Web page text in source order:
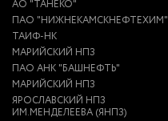
АО "ТАНЕКО"
ПАО "НИЖНЕКАМСКНЕФТЕХИМ"
ТАИФ-НК
МАРИЙСКИЙ НПЗ
ПАО АНК "БАШНЕФТЬ"
МАРИЙСКИЙ НПЗ
ЯРОСЛАВСКИЙ НПЗ
ИМ.МЕНДЕЛЕЕВА (ЯНПЗ)